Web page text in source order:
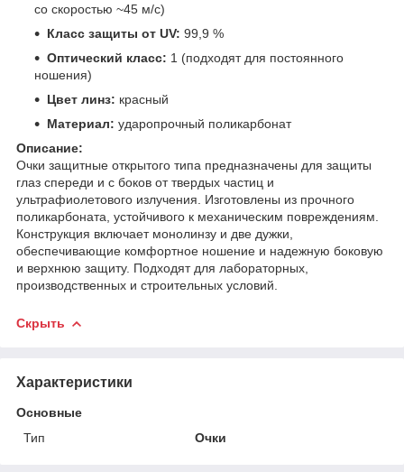
со скоростью ~45 м/с)
Класс защиты от UV: 99,9 %
Оптический класс: 1 (подходят для постоянного
ношения)
Цвет линз: красный
Материал: ударопрочный поликарбонат
Описание:
Очки защитные открытого типа предназначены для защиты
глаз спереди и с боков от твердых частиц и
ультрафиолетового излучения. Изготовлены из прочного
поликарбоната, устойчивого к механическим повреждениям.
Конструкция включает монолинзу и две дужки,
обеспечивающие комфортное ношение и надежную боковую
и верхнюю защиту. Подходят для лабораторных,
производственных и строительных условий.
Скрыть
Характеристики
Основные
Тип
Очки